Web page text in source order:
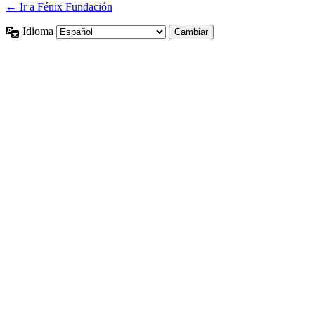
← Ir a Fénix Fundación
Idioma